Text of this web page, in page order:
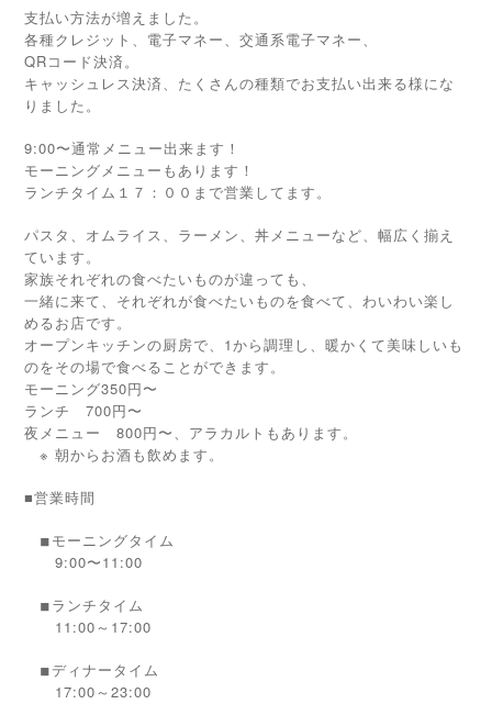
支払い方法が増えました。
各種クレジット、電子マネー、交通系電子マネー、
QRコード決済。
キャッシュレス決済、たくさんの種類でお支払い出来る様にな
りました。
9:00〜通常メニュー出来ます！
モーニングメニューもあります！
ランチタイム１７：００まで営業してます。
パスタ、オムライス、ラーメン、丼メニューなど、幅広く揃え
ています。
家族それぞれの食べたいものが違っても、
一緒に来て、それぞれが食べたいものを食べて、わいわい楽し
めるお店です。
オープンキッチンの厨房で、1から調理し、暖かくて美味しいも
のをその場で食べることができます。
モーニング350円〜
ランチ 700円〜
夜メニュー 800円〜、アラカルトもあります。
※ 朝からお酒も飲めます。
■営業時間
◾︎ モーニングタイム
9:00〜11:00
◾︎ ランチタイム
11:00～17:00
◾︎ディナータイム
17:00～23:00